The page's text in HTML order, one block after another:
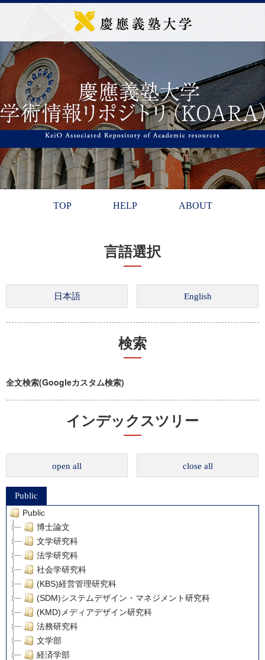
TOP HELP ABOUT
言語選択
検索
全文検索(Googleカスタム検索)
インデックスツリー
open all close all
Public
Public
博士論文
文学研究科
法学研究科
社会学研究科
(KBS)経営管理研究科
(SDM)システムデザイン・マネジメント研究科
(KMD)メディアデザイン研究科
法務研究科
文学部
経済学部